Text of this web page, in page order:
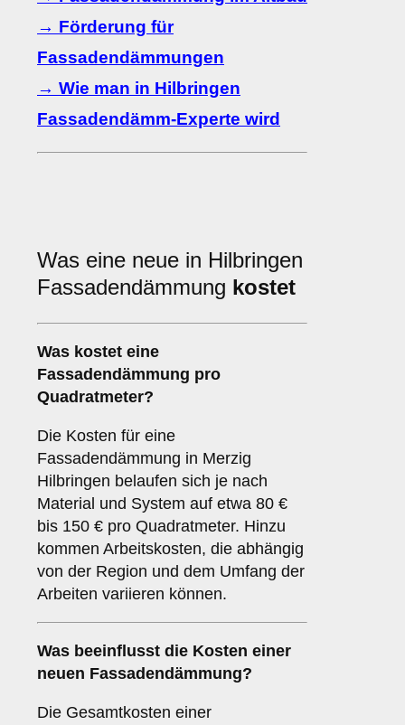
→ Förderung für
Fassadendämmungen
→ Wie man in Hilbringen
Fassadendämm-Experte wird
Was eine neue in Hilbringen
Fassadendämmung kostet
Was kostet eine
Fassadendämmung pro
Quadratmeter?
Die Kosten für eine
Fassadendämmung in Merzig
Hilbringen belaufen sich je nach
Material und System auf etwa 80 €
bis 150 € pro Quadratmeter. Hinzu
kommen Arbeitskosten, die abhängig
von der Region und dem Umfang der
Arbeiten variieren können.
Was beeinflusst die Kosten einer
neuen Fassadendämmung?
Die Gesamtkosten einer